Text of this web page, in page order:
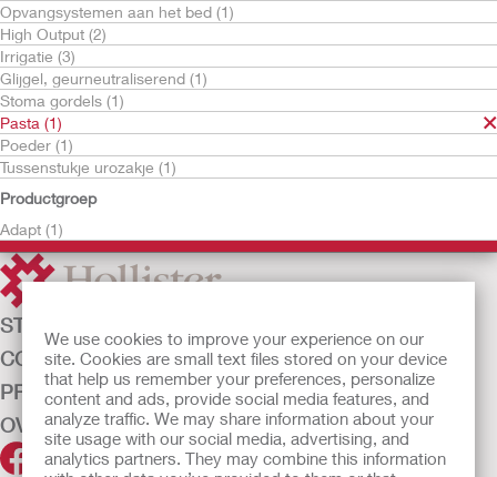
We use cookies to improve your experience on our
site. Cookies are small text files stored on your device
that help us remember your preferences, personalize
content and ads, provide social media features, and
analyze traffic. We may share information about your
site usage with our social media, advertising, and
analytics partners. They may combine this information
Opvangsystemen aan het bed (1)
High Output (2)
Irrigatie (3)
Glijgel, geurneutraliserend (1)
Stoma gordels (1)
Pasta (1)
Poeder (1)
Tussenstukje urozakje (1)
Productgroep
Adapt (1)
Probeer gratis
Adapt Pasta
STOMAZORG
CONTINENTIEZORG
PRODUCTEN
OVER ONS